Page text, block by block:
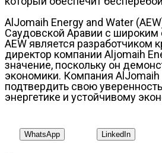
AlJomaih Energy and Water
Саудовской Аравии с широким
AEW является
директор компании Aljomaih
значение, поскольку он
экономики. Компания
подтвердить свою
энергетике и устойчивому
WhatsApp LinkedIn